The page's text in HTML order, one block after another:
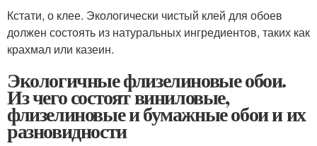
Кстати, о клее. Экологически чистый клей для обоев
должен состоять из натуральных ингредиентов, таких как
крахмал или казеин.
Экологичные флизелиновые обои.
Из чего состоят виниловые,
флизелиновые и бумажные обои и их
разновидности